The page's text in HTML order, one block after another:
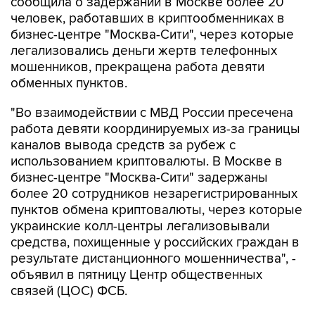
человек, работавших в криптообменниках в
бизнес-центре "Москва-Сити", через которые
легализовались деньги жертв телефонных
мошенников, прекращена работа девяти
обменных пунктов.
"Во взаимодействии с МВД России пресечена
работа девяти координируемых из-за границы
каналов вывода средств за рубеж с
использованием криптовалюты. В Москве в
бизнес-центре "Москва-Сити" задержаны
более 20 сотрудников незарегистрированных
пунктов обмена криптовалюты, через которые
украинские колл-центры легализовывали
средства, похищенные у российских граждан в
результате дистанционного мошенничества", -
объявил в пятницу Центр общественных
связей (ЦОС) ФСБ.